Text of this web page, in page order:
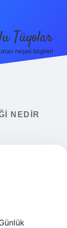
Tüyolar
neşeli bilgiler!
NEDIR